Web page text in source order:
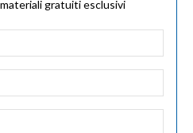
gratuiti esclusivi